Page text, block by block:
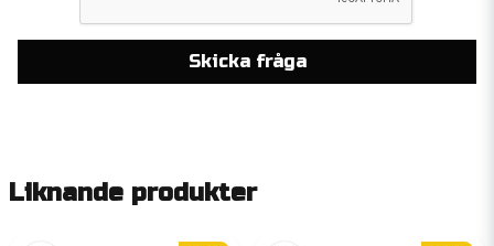
Skicka fråga
Liknande produkter